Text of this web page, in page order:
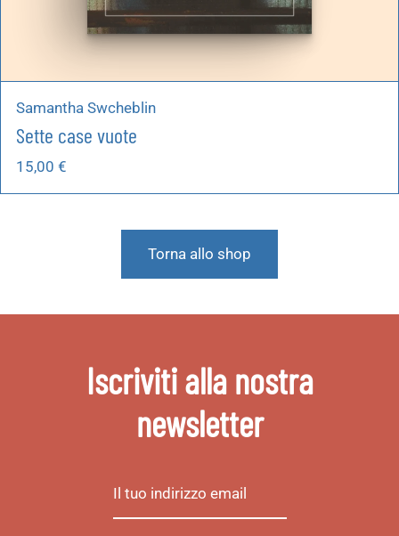
Samantha Swcheblin
Sette case vuote
15,00 €
Torna allo shop
Iscriviti alla nostra
newsletter